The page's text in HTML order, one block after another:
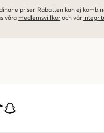
priser. Rabatten kan ej
våra medlemsvillkor och vår